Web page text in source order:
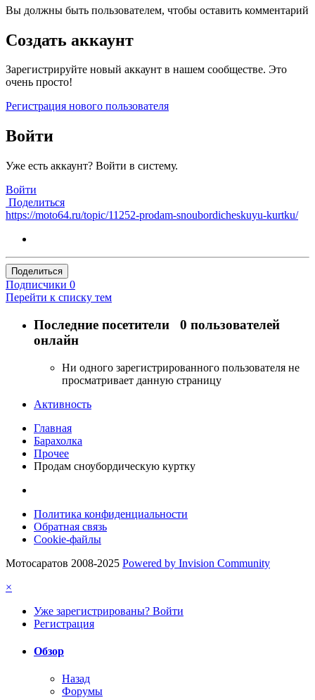
Вы должны быть пользователем, чтобы оставить комментарий
Создать аккаунт
Зарегистрируйте новый аккаунт в нашем сообществе. Это
очень просто!
Регистрация нового пользователя
Войти
Уже есть аккаунт? Войти в систему.
Войти
Поделиться
https://moto64.ru/topic/11252-prodam-snoubordicheskuyu-kurtku/
Поделиться
Подписчики 0
Перейти к списку тем
Последние посетители 0 пользователей
онлайн
Ни одного зарегистрированного пользователя не
просматривает данную страницу
Активность
Главная
Барахолка
Прочее
Продам сноубордическую куртку
Политика конфиденциальности
Обратная связь
Cookie-файлы
Мотосаратов 2008-2025 Powered by Invision Community
×
Уже зарегистрированы? Войти
Регистрация
Обзор
Назад
Форумы